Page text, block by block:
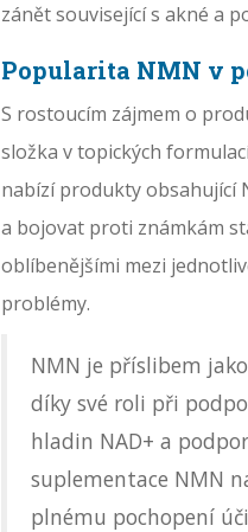
zánět související s akné a
Popularita NMN v
S rostoucím zájmem o
složka v topických
nabízí produkty obsahující
a bojovat proti známkám
oblíbenějšími mezi
problémy.
NMN je příslibem
díky své roli při
hladin NAD+ a
suplementace NMN
plnému pochopení